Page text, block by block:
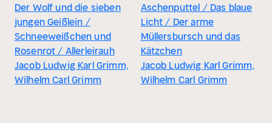
Der Wolf und die sieben
jungen Geißlein /
Schneeweißchen und
Rosenrot / Allerleirauh
Jacob Ludwig Karl Grimm,
Wilhelm Carl Grimm
Aschenputtel / Das blaue
Licht / Der arme
Müllersbursch und das
Kätzchen
Jacob Ludwig Karl Grimm,
Wilhelm Carl Grimm